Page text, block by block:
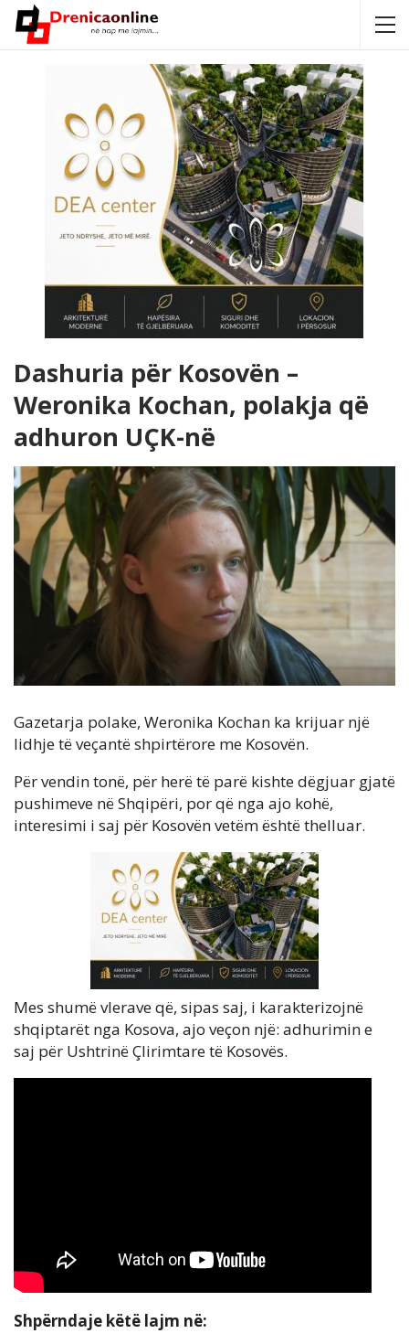
Dashuria për Kosovën –
Weronika Kochan, polakja që
adhuron UÇK-në
Gazetarja polake, Weronika Kochan ka krijuar një
lidhje të veçantë shpirtërore me Kosovën.
Për vendin tonë, për herë të parë kishte dëgjuar gjatë
pushimeve në Shqipëri, por që nga ajo kohë,
interesimi i saj për Kosovën vetëm është thelluar.
Mes shumë vlerave që, sipas saj, i karakterizojnë
shqiptarët nga Kosova, ajo veçon një: adhurimin e
saj për Ushtrinë Çlirimtare të Kosovës.
Shpërndaje këtë lajm në: